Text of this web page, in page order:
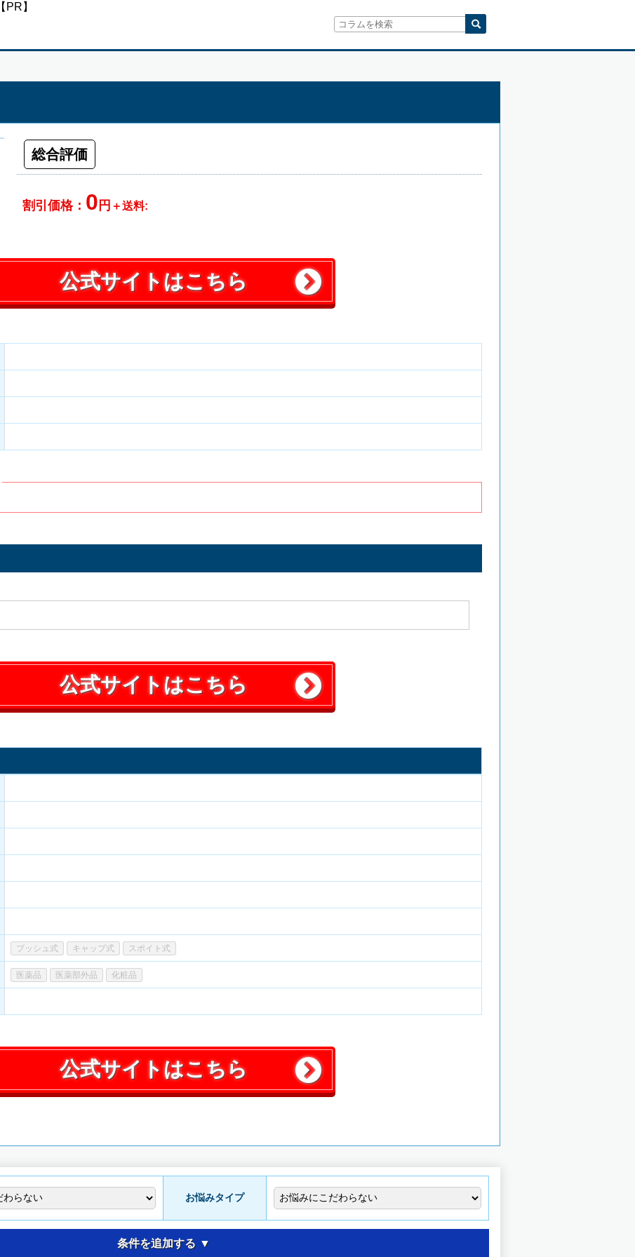
【PR】
総合評価
割引価格： 0 円 ＋送料:
公式サイトはこちら
公式サイトはこちら
ブッシュ式 キャップ式 スポイト式
医薬品 医薬部外品 化粧品
公式サイトはこちら
お悩みタイプ
条件を追加する